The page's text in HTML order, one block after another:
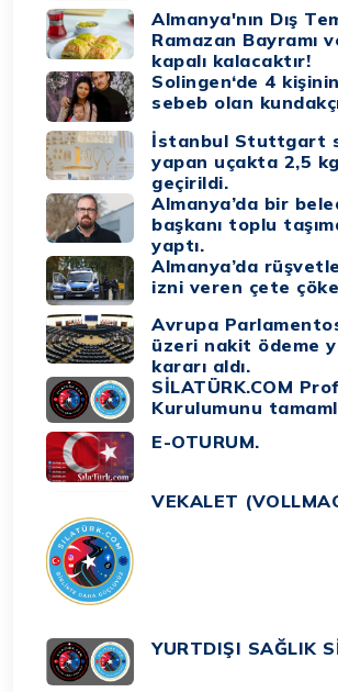
Almanya'nın Dış
Ramazan Bayramı
kapalı kalacaktır!
Solingen‘de 4
sebeb olan
İstanbul Stuttgart
yapan uçakta 2,5
geçirildi.
Almanya’da bir
başkanı toplu
yaptı.
Almanya’da
izni veren çete
Avrupa
üzeri nakit ödeme
kararı aldı.
SİLATÜRK.COM
Kurulumunu
E-OTURUM.
VEKALET
YURTDIŞI SAĞLIK